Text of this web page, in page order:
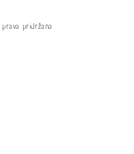
prava pridržana